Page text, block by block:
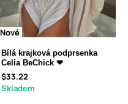
Nové
Bílá krajková podprsenka
Celia BeChick ❤
$33.22
Skladem